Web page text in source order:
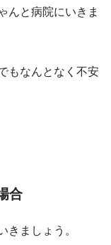
んと病院にいきま
もなんとなく不安
合
きましょう。